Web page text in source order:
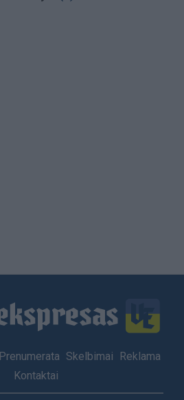
Prenumerata Skelbimai
Reklama
Kontaktai